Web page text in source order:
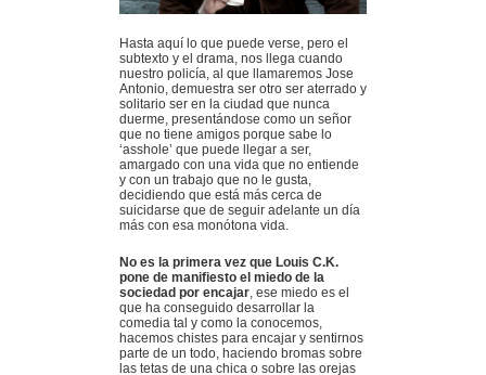
Hasta aquí lo que puede verse, pero el
subtexto y el drama, nos llega cuando
nuestro policía, al que llamaremos Jose
Antonio, demuestra ser otro ser aterrado y
solitario ser en la ciudad que nunca
duerme, presentándose como un señor
que no tiene amigos porque sabe lo
‘asshole’ que puede llegar a ser,
amargado con una vida que no entiende
y con un trabajo que no le gusta,
decidiendo que está más cerca de
suicidarse que de seguir adelante un día
más con esa monótona vida.
No es la primera vez que Louis C.K.
pone de manifiesto el miedo de la
sociedad por encajar , ese miedo es el
que ha conseguido desarrollar la
comedia tal y como la conocemos,
hacemos chistes para encajar y sentirnos
parte de un todo, haciendo bromas sobre
las tetas de una chica o sobre las orejas